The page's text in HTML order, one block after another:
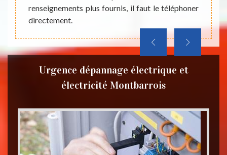
renseignements plus fournis, il faut le téléphoner
directement.
Urgence dépannage électrique et
électricité Montbarrois